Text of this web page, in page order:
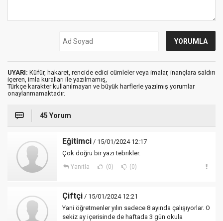
UYARI: Küfür, hakaret, rencide edici cümleler veya imalar, inançlara saldırı
içeren, imla kuralları ile yazılmamış,
Türkçe karakter kullanılmayan ve büyük harflerle yazılmış yorumlar
onaylanmamaktadır.
45 Yorum
Eğitimci / 15/01/2024 12:17
Çok doğru bir yazı tebrikler.
Yanıtla (0) (0)
Çiftçi / 15/01/2024 12:21
Yani öğretmenler yılın sadece 8 ayında çalışıyorlar. O
sekiz ay içerisinde de haftada 3 gün okula